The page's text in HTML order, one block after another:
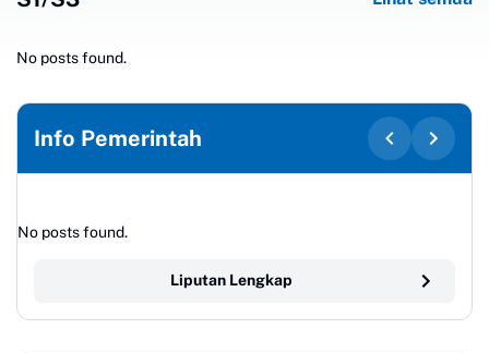
No posts found.
Info Pemerintah
No posts found.
Liputan Lengkap